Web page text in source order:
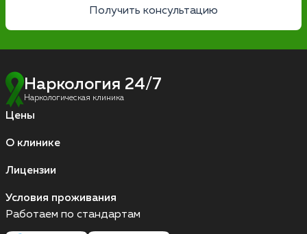
Получить консультацию
Наркология 24/7
Наркологическая клиника
Цены
О клинике
Лицензии
Условия проживания
Работаем по стандартам